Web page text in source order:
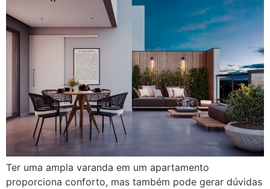
Ter uma ampla varanda em um apartamento
proporciona conforto, mas também pode gerar dúvidas